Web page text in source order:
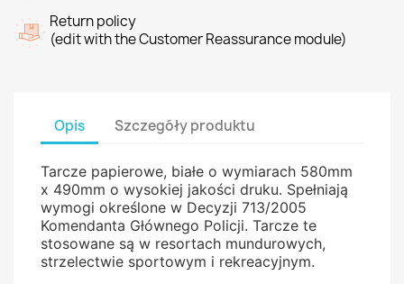
Return policy
(edit with the Customer Reassurance module)
Opis Szczegóły produktu
Tarcze papierowe, białe o wymiarach 580mm
x 490mm o wysokiej jakości druku. Spełniają
wymogi określone w Decyzji 713/2005
Komendanta Głównego Policji. Tarcze te
stosowane są w resortach mundurowych,
strzelectwie sportowym i rekreacyjnym.